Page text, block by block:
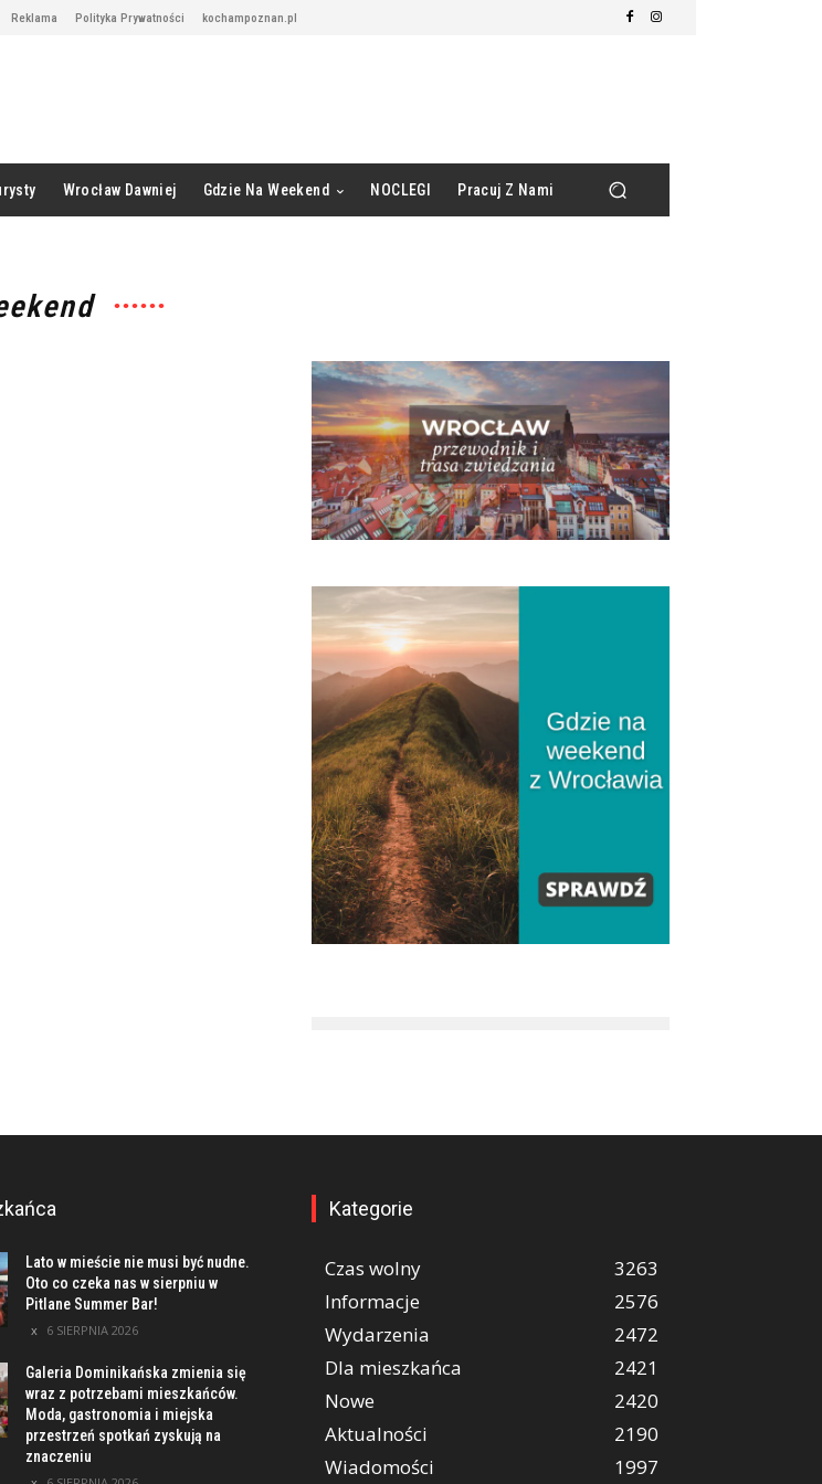
Reklama Polityka Prywatności kochampoznan.pl
Wrocław Dawniej Gdzie Na Weekend NOCLEGI Pracuj Z Nami
Lato w mieście nie musi być nudne.
Oto co czeka nas w sierpniu w
Pitlane Summer Bar!
6 SIERPNIA 2026
Galeria Dominikańska zmienia się
wraz z potrzebami mieszkańców.
Moda, gastronomia i miejska
przestrzeń spotkań zyskują na
znaczeniu
Kategorie
Czas wolny
3263
Informacje
2576
Wydarzenia
2472
Dla mieszkańca
2421
Nowe
2420
Aktualności
2190
Wiadomości
1997